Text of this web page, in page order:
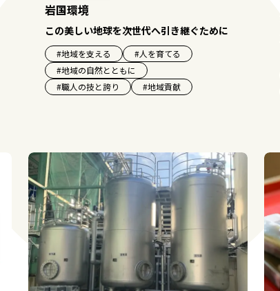
岩国環境
この美しい地球を次世代へ引き継ぐために
#地域を支える #人を育てる
#地域の自然とともに
#職人の技と誇り #地域貢献